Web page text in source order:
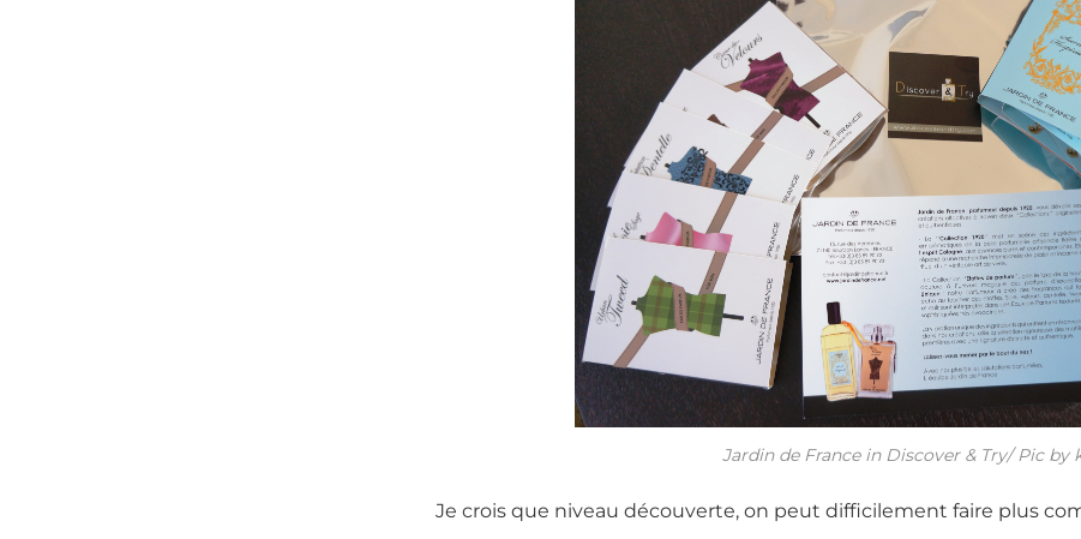
Jardin de France in Discover & Try/ Pic by
Je crois que niveau découverte, on peut difficilement faire plus